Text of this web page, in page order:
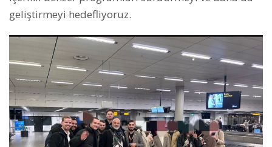
geliştirmeyi hedefliyoruz.